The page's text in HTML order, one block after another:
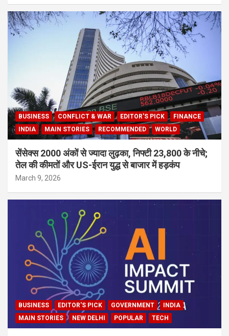
BUSINESS CONFLICT & WAR EDITOR'S PICK
FINANCE
INDIA
MAIN STORIES RECOMMENDED WORLD
सेंसेक्स 2000 अंकों से ज्यादा लुढ़का, निफ्टी 23,800 के नीचे;
तेल की कीमतों और US-ईरान युद्ध से बाजार में हड़कंप
March 9, 2026
BUSINESS EDITOR'S PICK GOVERNMENT
INDIA
MAIN STORIES
NEW DELHI POPULAR TECH